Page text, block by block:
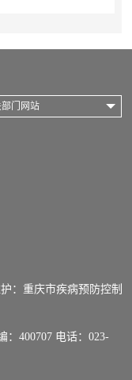
门网站
：重庆市疾病预防控制
：400707 电话：023-